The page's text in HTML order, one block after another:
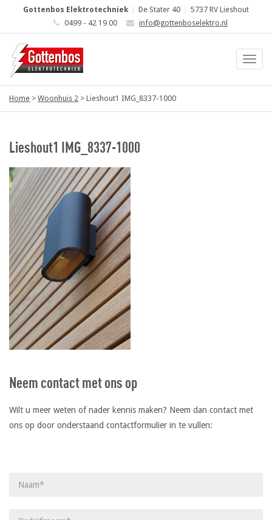
Gottenbos Elektrotechniek De Stater 40
5737 RV Lieshout
0499 - 42 19 00
info@gottenboselektro.nl
Home > Woonhuis 2 > Lieshout1 IMG_8337-1000
Lieshout1 IMG_8337-1000
Neem contact met ons op
Wilt u meer weten of nader kennis maken? Neem dan contact met
ons op door onderstaand contactformulier in te vullen: